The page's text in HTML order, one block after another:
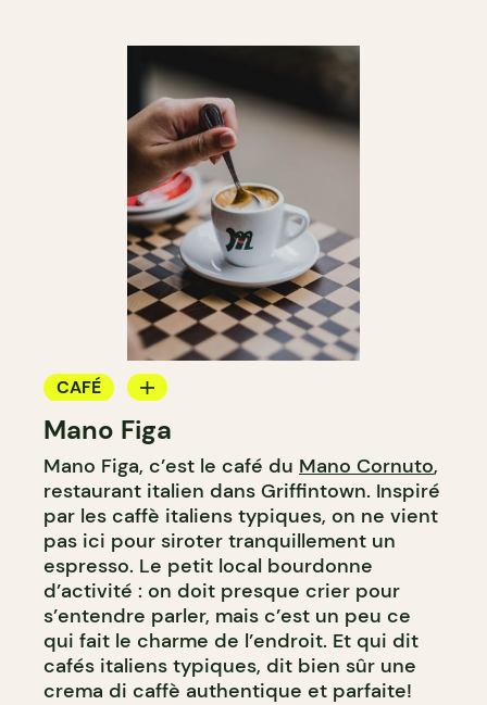
CAFÉ
COMPTOIR
Mano Figa
Mano Figa, c’est le café du Mano Cornuto,
restaurant italien dans Griffintown. Inspiré
par les caffè italiens typiques, on ne vient
pas ici pour siroter tranquillement un
espresso. Le petit local bourdonne
d’activité : on doit presque crier pour
s’entendre parler, mais c’est un peu ce
qui fait le charme de l’endroit. Et qui dit
cafés italiens typiques, dit bien sûr une
crema di caffè authentique et parfaite!